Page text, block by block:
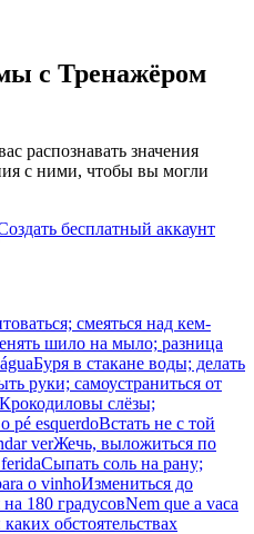
с Тренажёром
распознавать значения
с ними, чтобы вы могли
бесплатный аккаунт
смеяться над кем-
шило на мыло; разница
Буря в стакане воды; делать
руки; самоустраниться от
Крокодиловы слёзы;
pé esquerdoВстать не с той
verЖечь, выложиться по
Сыпать соль на рану;
o vinhoИзмениться до
180 градусовNem que a vaca
обстоятельствах